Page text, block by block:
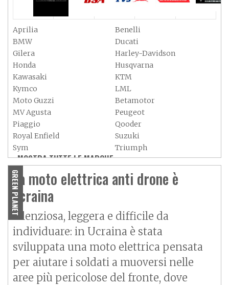
Aprilia
Benelli
BMW
Ducati
Gilera
Harley-Davidson
Honda
Husqvarna
Kawasaki
KTM
Kymco
LML
Moto Guzzi
Betamotor
MV Agusta
Peugeot
Piaggio
Qooder
Royal Enfield
Suzuki
Sym
Triumph
Vespa
Yamaha
Adiva
Aeon
Aspes
Axy
MOSTRA TUTTE LE MARCHE »
GREEN PLANET
La moto elettrica anti drone è
ucraina
Silenziosa, leggera e difficile da
individuare: in Ucraina è stata
sviluppata una moto elettrica pensata
per aiutare i soldati a muoversi nelle
aree più pericolose del fronte, dove